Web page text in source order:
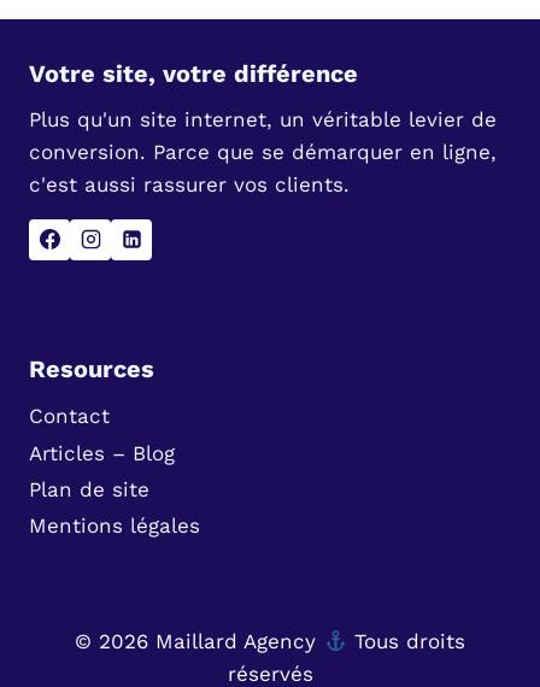
Votre site, votre différence
Plus qu'un site internet, un véritable levier de
conversion. Parce que se démarquer en ligne,
c'est aussi rassurer vos clients.
Resources
Contact
Articles – Blog
Plan de site
Mentions légales
© 2026 Maillard Agency
Tous droits
réservés